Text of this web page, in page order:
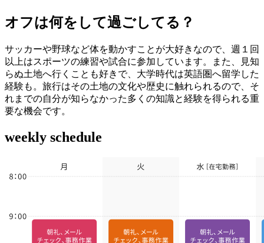
オフは何をして過ごしてる？
サッカーや野球など体を動かすことが大好きなので、週１回
以上はスポーツの練習や試合に参加しています。また、見知
らぬ土地へ行くことも好きで、大学時代は英語圏へ留学した
経験も。旅行はその土地の文化や歴史に触れられるので、そ
れまでの自分が知らなかった多くの知識と経験を得られる重
要な機会です。
weekly schedule